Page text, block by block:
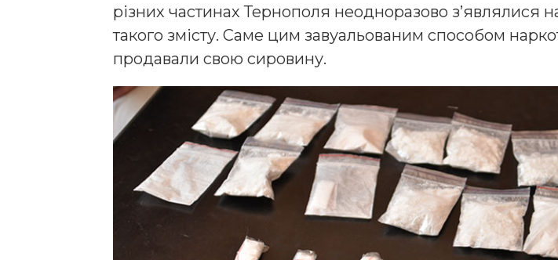
різних частинах Тернополя неодноразово з’являлися
такого змісту. Саме цим завуальованим способом
продавали свою сировину.